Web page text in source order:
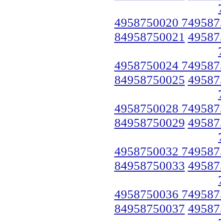
4958750020
84958750021
4958750024
84958750025
4958750028
84958750029
4958750032
84958750033
4958750036
84958750037